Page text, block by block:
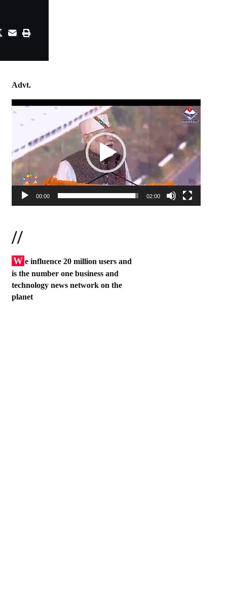
Advt.
Video
00:00 02:00
//
W e influence 20 million users and
is the number one business and
technology news network on the
planet